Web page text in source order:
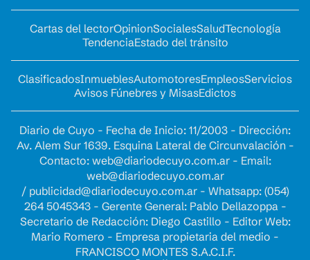
Cartas del lectorOpinionSocialesSaludTecnología
TendenciaEstado del tránsito
ClasificadosInmueblesAutomotoresEmpleosServicios
Avisos Fúnebres y MisasEdictos
Diario de Cuyo - Fecha de Inicio: 11/2003 - Dirección:
Av. Alem Sur 1639. Esquina Lateral de Circunvalación -
Contacto: web@diariodecuyo.com.ar- Email:
web@diariodecuyo.com.ar
/ publicidad@diariodecuyo.com.ar- Whatsapp: (054)
264 5045343 - Gerente General: Pablo Dellazoppa -
Secretario de Redacción: Diego Castillo - Editor Web:
Mario Romero - Empresa propietaria del medio -
FRANCISCO MONTES S.A.C.I.F.